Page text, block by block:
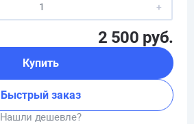
+
2 500 руб.
Купить
Быстрый заказ
Нашли дешевле?